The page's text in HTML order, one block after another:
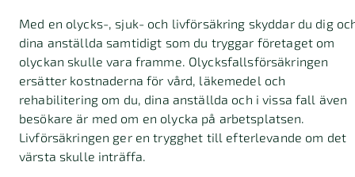
Med en olycks-, sjuk- och livförsäkring skyddar du dig
dina anställda samtidigt som du tryggar företaget om
olyckan skulle vara framme. Olycksfallsförsäkringen
ersätter kostnaderna för vård, läkemedel och
rehabilitering om du, dina anställda och i vissa fall även
besökare är med om en olycka på arbetsplatsen.
Livförsäkringen ger en trygghet till efterlevande om det
värsta skulle inträffa.